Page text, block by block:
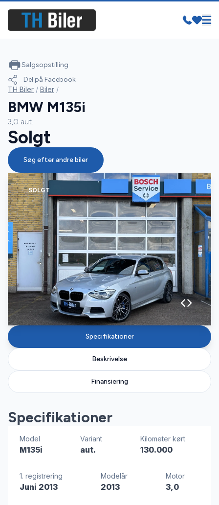
SOLGT
Specifikationer
Beskrivelse
Finansiering
Specifikationer
Model
M135i
Variant
aut.
Kilometer kørt
130.000
1. registrering
Juni 2013
Modelår
2013
Motor
3,0
Salgsopstilling
Del på Facebook
TH Biler / Biler /
BMW M135i
3,0 aut.
Solgt
Søg efter andre biler